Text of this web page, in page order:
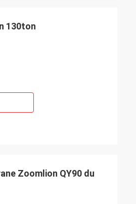
130ton
Zoomlion QY90 du